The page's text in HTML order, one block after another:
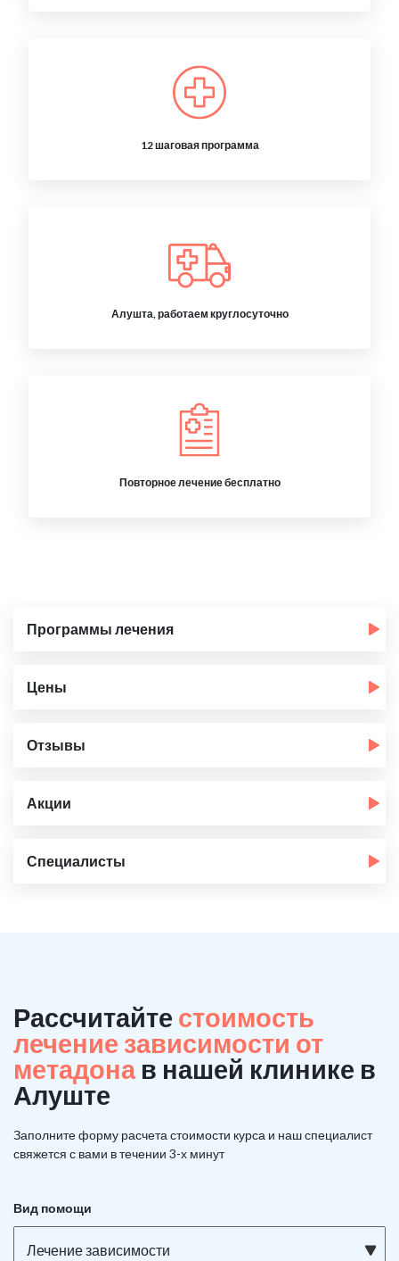
12 шаговая программа
Алушта, работаем круглосуточно
Повторное лечение бесплатно
Программы лечения
Цены
Отзывы
Акции
Специалисты
Рассчитайте стоимость
лечение зависимости от
метадона в нашей клинике в
Алуште
Заполните форму расчета стоимости курса и наш специалист
свяжется с вами в течении 3-х минут
Вид помощи
Лечение зависимости